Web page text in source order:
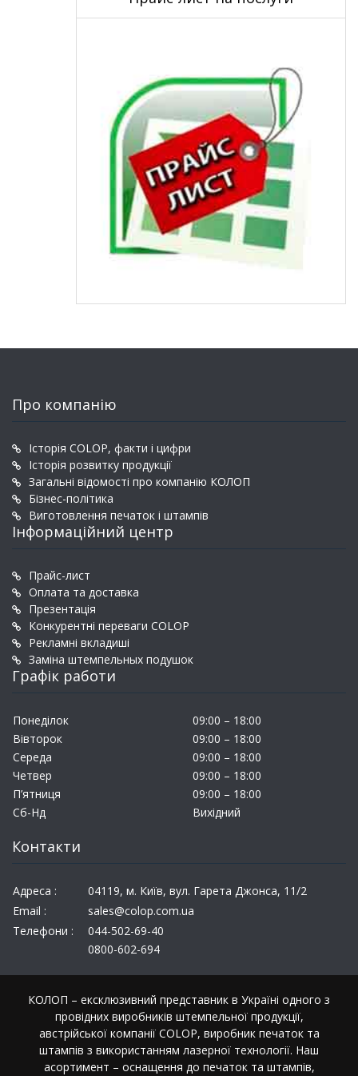
Про компанію
Історія COLOP, факти і цифри
Історія розвитку продукції
Загальні відомості про компанію КОЛОП
Бізнес-політика
Виготовлення печаток і штампів
Інформаційний центр
Прайс-лист
Оплата та доставка
Презентація
Конкурентні переваги COLOP
Рекламні вкладиші
Заміна штемпельных подушок
Графік работи
Понеділок
09:00 – 18:00
Вівторок
09:00 – 18:00
Середа
09:00 – 18:00
Четвер
09:00 – 18:00
П’ятниця
09:00 – 18:00
Сб-Нд
Вихідний
Контакти
Адреса :
04119, м. Київ, вул. Гарета Джонса, 11/2
Email :
sales@colop.com.ua
Телефони :
044-502-69-40
0800-602-694
КОЛОП – ексклюзивний представник в Україні одного з
провідних виробників штемпельної продукції,
австрійської компанії COLOP, виробник печаток та
штампів з використанням лазерної технології. Наш
асортимент – оснащення до печаток та штампів,